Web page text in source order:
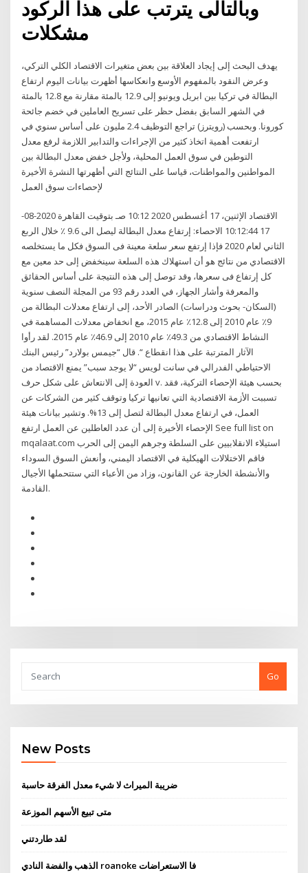
وبالتالى يترتب على هذا الركود
مشكلات
يهدف البحث إلى إيجاد العلاقة بين بعض متغيرات الاقتصاد الكلي التركي،
وعرض النقود بالمفهوم الأوسع وانعكاسها أظهرت بيانات اليوم ارتفاع
البطالة في تركيا بين ابريل ويونيو إلى 12.9 بالمئة مقارنة مع 12.8 بالمئة
في الشهر السابق بفضل حظر على تسريح العاملين في خضم جائحة
كورونا. وبحسب (رويترز) تراجع التوظيف 2.4 مليون على أساس سنوي في
ارتفعت أهمية اتخاذ كثير من الإجراءات والتدابير اللازمة لرفع معدل
التوطين في سوق العمل المحلية، ولأجل خفض معدل البطالة بين
المواطنين والمواطنات، قياسا على النتائج التي أظهرتها النشرة الأخيرة
لإحصاءات سوق العمل
الاقتصاد الإثنين، 17 أغسطس 2020 10:12 صـ بتوقيت القاهرة 2020-08-
17 10:12:44 الاحصاء: إرتفاع معدل البطالة ليصل الى 9.6 ٪ خلال الربع
الثاني لعام 2020 فإذا إرتفع سعر سلعة معينة فى السوق فكل ما يستخلصه
الاقتصادي من نتائج هو أن استهلاك هذه السلعة سينخفض إلى حد معين مع
كل إرتفاع فى سعرها، وقد توصل إلى هذه النتيجة على أساس الحقائق
والمعرفة وأشار الجهاز، في العدد رقم 93 من المجلة النصف سنوية
(السكان- بحوث ودراسات) الصادر الأحد، إلى ارتفاع معدلات البطالة من
9٪ عام 2010 إلى 12.8٪ عام 2015، مع انخفاض معدلات المساهمة في
النشاط الاقتصادي من 49.3٪ عام 2010 إلى 46.9٪ عام 2015. لقد رأوا
الآثار المترتبة على هذا انقطاع “. قال “جيمس بولارد” رئيس البنك
الاحتياطي الفدرالي في سانت لويس “لا يوجد سبب” يمنع الاقتصاد من
العودة إلى الانتعاش على شكل حرف v. بحسب هيئة الإحصاء التركية، فقد
تسببت الأزمة الاقتصادية التي تعانيها تركيا وتوقف كثير من الشركات عن
العمل، في ارتفاع معدل البطالة لتصل إلى 13%. وتشير بيانات هيئة
الإحصاء الأخيرة إلى أن عدد العاطلين عن العمل ارتفع See full list on
mqalaat.com استيلاء الانقلابيين على السلطة وجرهم اليمن إلى الحرب
فاقم الاختلالات الهيكلية في الاقتصاد اليمني، وأنعش السوق السوداء
والأنشطة الخارجة عن القانون، وزاد من الأعباء التي ستتحملها الأجيال
القادمة.
Go
New Posts
ضريبة الميراث لا شيء معدل الفرقة حاسبة
متى تبيع الأسهم الموزعة
لقد طاردتني
الذهب والفضة النادي roanoke فا الاستعراضات